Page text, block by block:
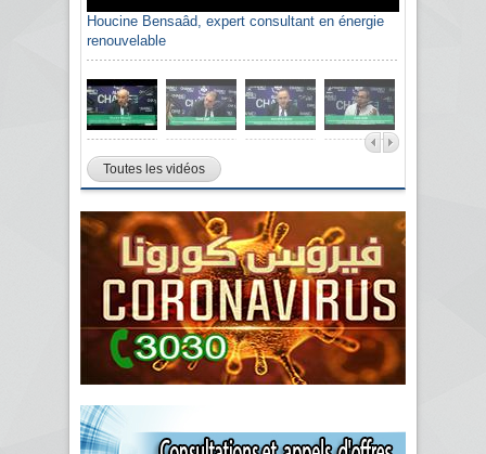
Houcine Bensaâd, expert consultant en énergie
renouvelable
Sami Agli, président de la Confédération
algérienne du patronat citoyen CAPC
Toutes les vidéos